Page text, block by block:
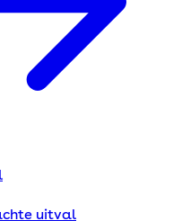
uitval